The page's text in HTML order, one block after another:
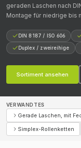
geraden Laschen nach
Montage für niedrige bis
DIN 8187 / ISO 606
Duplex / zweireihige
Sortiment ansehen
VERWANDTES
Gerade Laschen, mit
Simplex-Rollenketten